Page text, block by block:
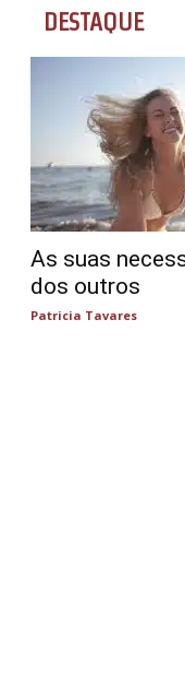
DESTAQUE
As suas
dos outros
Patricia Tavares